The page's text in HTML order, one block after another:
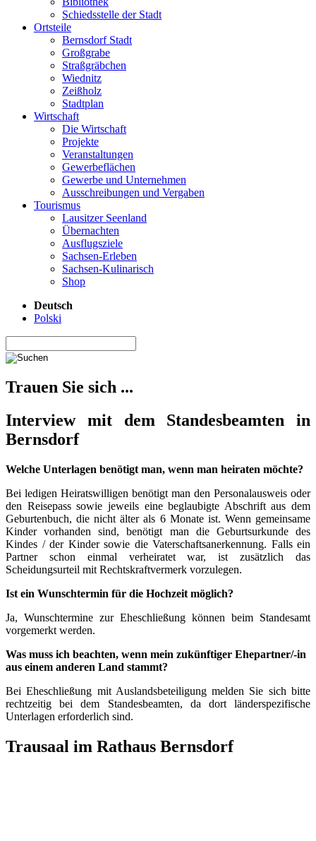
Schiedsstelle der Stadt
Ortsteile
Bernsdorf Stadt
Großgrabe
Straßgräbchen
Wiednitz
Zeißholz
Stadtplan
Wirtschaft
Die Wirtschaft
Projekte
Veranstaltungen
Gewerbeflächen
Gewerbe und Unternehmen
Ausschreibungen und Vergaben
Tourismus
Lausitzer Seenland
Übernachten
Ausflugsziele
Sachsen-Erleben
Sachsen-Kulinarisch
Shop
Deutsch
Polski
Trauen Sie sich ...
Interview mit dem Standesbeamten in
Bernsdorf
Welche Unterlagen benötigt man, wenn man heiraten möchte?
Bei ledigen Heiratswilligen benötigt man den Personalausweis oder
den Reisepass sowie jeweils eine beglaubigte Abschrift aus dem
Geburtenbuch, die nicht älter als 6 Monate ist. Wenn gemeinsame
Kinder vorhanden sind, benötigt man die Geburtsurkunde des
Kindes / der Kinder sowie die Vaterschaftsanerkennung. Falls ein
Partner schon einmal verheiratet war, ist zusätzlich das
Scheidungsurteil mit Rechtskraftvermerk vorzulegen.
Ist ein Wunschtermin für die Hochzeit möglich?
Ja, Wunschtermine zur Eheschließung können beim Standesamt
vorgemerkt werden.
Was muss ich beachten, wenn mein zukünftiger Ehepartner/-in
aus einem anderen Land stammt?
Bei Eheschließung mit Auslandsbeteiligung melden Sie sich bitte
rechtzeitig bei dem Standesbeamten, da dort länderspezifische
Unterlagen erforderlich sind.
Trausaal im Rathaus Bernsdorf